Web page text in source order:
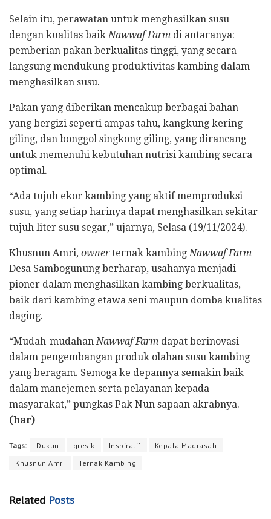
Selain itu, perawatan untuk menghasilkan susu
dengan kualitas baik Nawwaf Farm di antaranya:
pemberian pakan berkualitas tinggi, yang secara
langsung mendukung produktivitas kambing dalam
menghasilkan susu.
Pakan yang diberikan mencakup berbagai bahan
yang bergizi seperti ampas tahu, kangkung kering
giling, dan bonggol singkong giling, yang dirancang
untuk memenuhi kebutuhan nutrisi kambing secara
optimal.
“Ada tujuh ekor kambing yang aktif memproduksi
susu, yang setiap harinya dapat menghasilkan sekitar
tujuh liter susu segar,” ujarnya, Selasa (19/11/2024).
Khusnun Amri, ownerternak kambing Nawwaf Farm
Desa Sambogunung berharap, usahanya menjadi
pioner dalam menghasilkan kambing berkualitas,
baik dari kambing etawa seni maupun domba kualitas
daging.
“Mudah-mudahan Nawwaf Farm dapat berinovasi
dalam pengembangan produk olahan susu kambing
yang beragam. Semoga ke depannya semakin baik
dalam manejemen serta pelayanan kepada
masyarakat,” pungkas Pak Nun sapaan akrabnya.
(har)
Tags: Dukun gresik Inspiratif
Kepala Madrasah
Khusnun Amri
Ternak Kambing
Related Posts